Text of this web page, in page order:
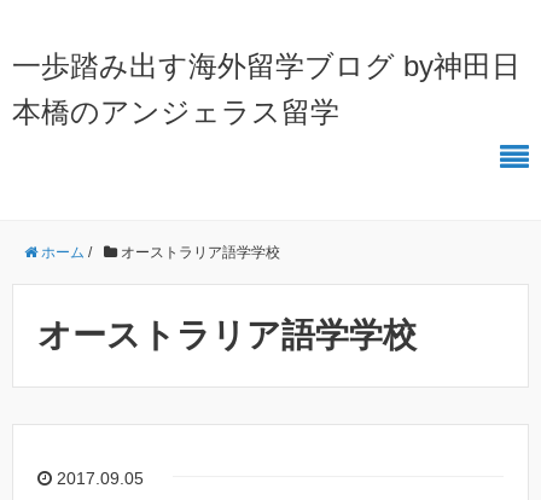
一歩踏み出す海外留学ブログ by神田日
本橋のアンジェラス留学
ホーム / オーストラリア語学学校
オーストラリア語学学校
2017.09.05